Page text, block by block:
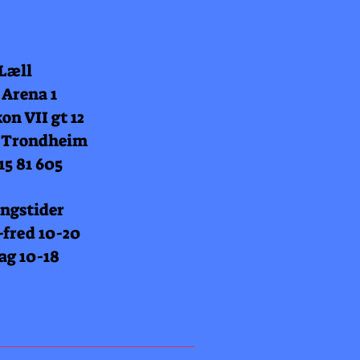
1
VII gt 12
Trondheim
81 605
10-20
10-18